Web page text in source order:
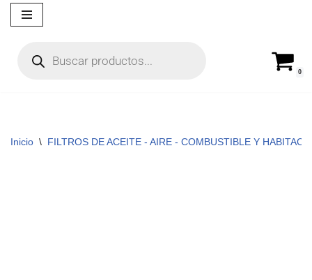
contenido
0
Inicio \ FILTROS DE ACEITE - AIRE - COMBUSTIBLE Y